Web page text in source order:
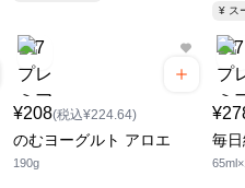
¥
¥208(税込¥224.64)
のむヨーグルト アロエ
190g
毎